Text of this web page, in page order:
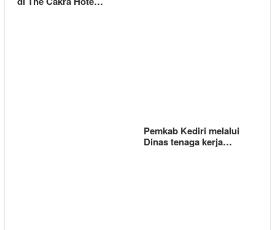
Pemkab Kediri melalui
Dinas tenaga kerja…